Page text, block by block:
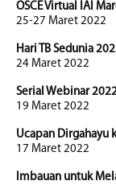
OSCE Virtual IAI
25-27 Maret 2022
Hari TB Sedunia
24 Maret 2022
Serial Webinar
19 Maret 2022
Ucapan Dirgahayu
17 Maret 2022
Imbauan untuk